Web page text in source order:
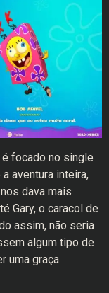
focado no single
aventura inteira,
dava mais
Gary, o caracol de
assim, não seria
algum tipo de
uma graça.